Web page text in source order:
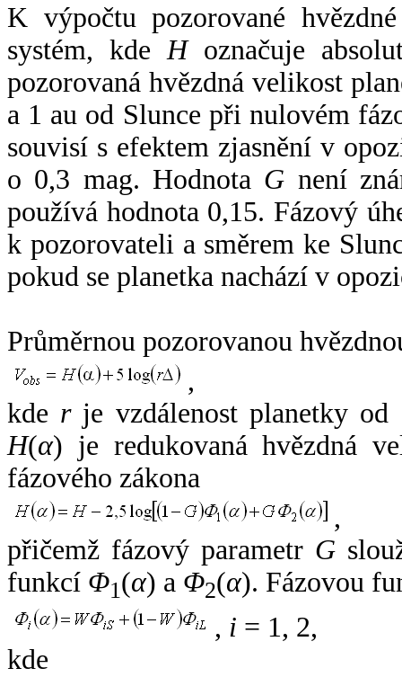
K výpočtu pozorované
systém, kde Hoznačuje
pozorovaná hvězdná velikost
a 1 au od Slunce při nulovém
souvisí s efektem zjasnění v
o 0,3 mag. Hodnota G není
používá hodnota 0,15. Fázový
k pozorovateli a směrem ke
pokud se planetka nachází v
Průměrnou pozorovanou
,
kde rje vzdálenost planetky od
H(α) je redukovaná hvězdná
fázového zákona
,
přičemž fázový parametr G
funkcí Φ1(α) a Φ2(α). Fázovou
, i = 1, 2,
kde